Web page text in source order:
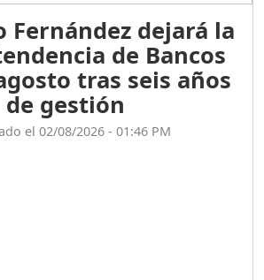
Fernández dejará la
de Bancos
tras seis años
de gestión
el 02/08/2026 - 01:46 PM